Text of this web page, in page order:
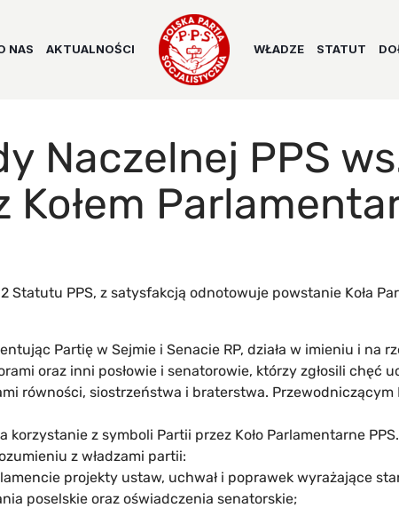
NAS AKTUALNOŚCI WŁADZE STATUT
Naczelnej PPS
Kołem
Statutu PPS, z satysfakcją odnotowuje powstanie Koła
Partię w Sejmie i Senacie RP, działa w imieniu i na
oraz inni posłowie i senatorowie, którzy zgłosili chęć
równości, siostrzeństwa i braterstwa. Przewodniczącym
korzystanie z symboli Partii przez Koło Parlamentarne PPS.
z władzami partii:
projekty ustaw, uchwał i poprawek wyrażające
poselskie oraz oświadczenia senatorskie;